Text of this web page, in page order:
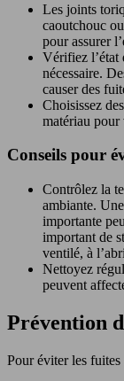
Les joints
caoutchouc
pour assurer
Vérifiez l’état
nécessaire.
causer des
Choisissez
matériau pour
Conseils pour
Contrôlez la
ambiante.
importante
important de
ventilé, à
Nettoyez
peuvent
Prévention
Pour éviter les fuites